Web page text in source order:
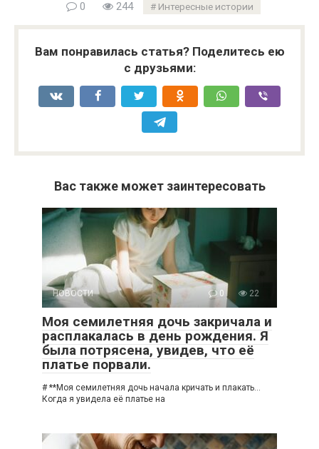
0 244 Интересные истории
Вам понравилась статья? Поделитесь ею
с друзьями:
Вас также может заинтересовать
НОВОСТИ 0 22
Моя семилетняя дочь закричала и
расплакалась в день рождения. Я
была потрясена, увидев, что её
платье порвали.
# **Моя семилетняя дочь начала кричать и плакать…
Когда я увидела её платье на